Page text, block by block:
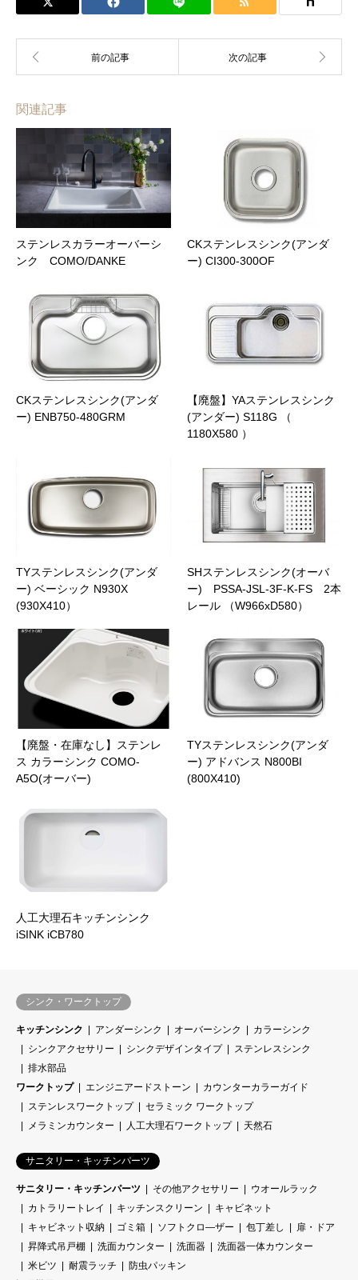
※下記フォームは簡単なご質問にお使い下さい。
お名前 (必須)
メールアドレス (必須)
商品名
ファイル添付
関連記事
ステンレスカラーオーバーシ
ンク COMO/DANKE
CKステンレスシンク(アンダ
ー) CI300-300OF
CKステンレスシンク(アンダ
ー) ENB750-480GRM
【廃盤】YAステンレスシンク
(アンダー) S118G （
1180X580 ）
TYステンレスシンク(アンダ
ー) ベーシック N930X
(930X410）
SHステンレスシンク(オーバ
ー) PSSA-JSL-3F-K-FS 2本
レール （W966xD580）
【廃盤・在庫なし】ステンレ
ス カラーシンク COMO-
A5O(オーバー)
TYステンレスシンク(アンダ
ー) アドバンス N800BI
(800X410)
人工大理石キッチンシンク
iSINK iCB780
シンク・ワークトップ
キッチンシンク アンダーシンク オーバーシンク
カラーシンク
シンクアクセサリー
シンクデザインタイプ
ステンレスシンク
排水部品
ワークトップ
エンジニアードストーン
カウンターカラーガイド
ステンレスワークトップ
セラミック ワークトップ
メラミンカウンター
人工大理石ワークトップ 天然石
サニタリー・キッチンパーツ
サニタリー・キッチンパーツ その他アクセサリー
ウオールラック
カトラリートレイ
キッチンスクリーン
キャビネット
キャビネット収納
ゴミ箱 ソフトクロ―ザー 包丁差し
扉・ドア
昇降式吊戸棚
洗面カウンター 洗面器
洗面器一体カウンター
米ビツ
耐震ラッチ
防虫パッキン